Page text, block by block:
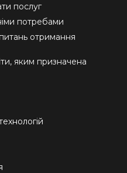
послуг
потребами
отримання
яким призначена